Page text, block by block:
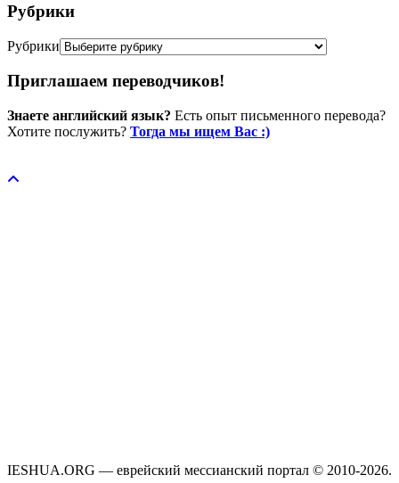
Рубрики
Рубрики
Приглашаем переводчиков!
Знаете английский язык? Есть опыт письменного перевода?
Хотите послужить? Тогда мы ищем Вас :)
IESHUA.ORG — еврейский мессианский портал © 2010-2026.